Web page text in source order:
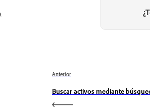
Anterior
Buscar activos mediante